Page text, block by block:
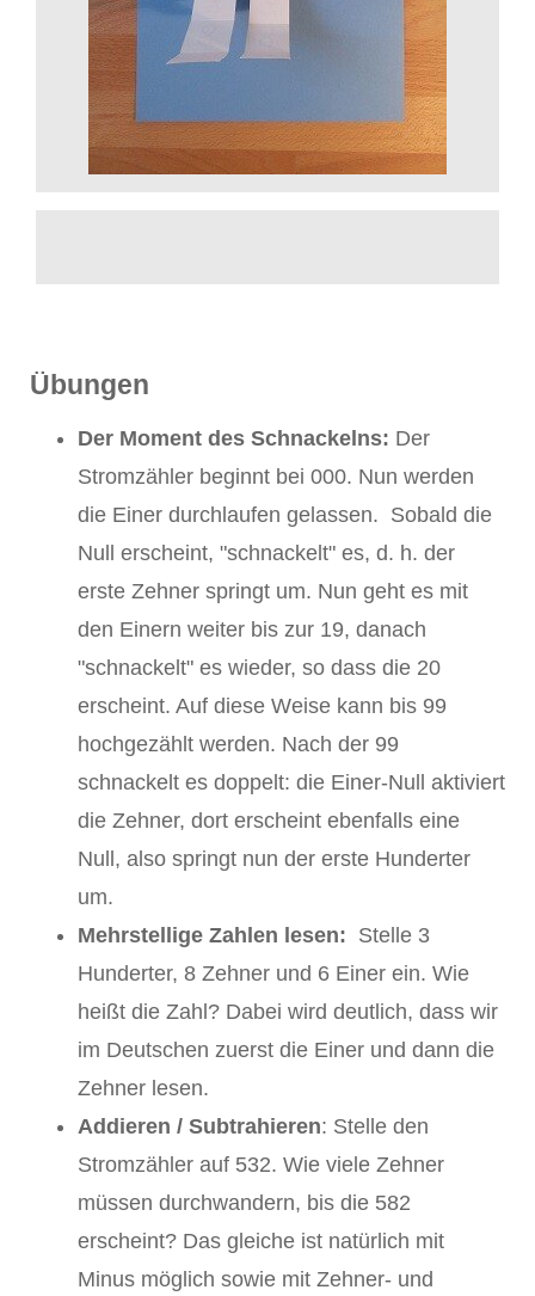
Übungen
Der Moment des Schnackelns: Der
Stromzähler beginnt bei 000. Nun werden
die Einer durchlaufen gelassen. Sobald die
Null erscheint, "schnackelt" es, d. h. der
erste Zehner springt um. Nun geht es mit
den Einern weiter bis zur 19, danach
"schnackelt" es wieder, so dass die 20
erscheint. Auf diese Weise kann bis 99
hochgezählt werden. Nach der 99
schnackelt es doppelt: die Einer-Null aktiviert
die Zehner, dort erscheint ebenfalls eine
Null, also springt nun der erste Hunderter
um.
Mehrstellige Zahlen lesen: Stelle 3
Hunderter, 8 Zehner und 6 Einer ein. Wie
heißt die Zahl? Dabei wird deutlich, dass wir
im Deutschen zuerst die Einer und dann die
Zehner lesen.
Addieren / Subtrahieren: Stelle den
Stromzähler auf 532. Wie viele Zehner
müssen durchwandern, bis die 582
erscheint? Das gleiche ist natürlich mit
Minus möglich sowie mit Zehner- und